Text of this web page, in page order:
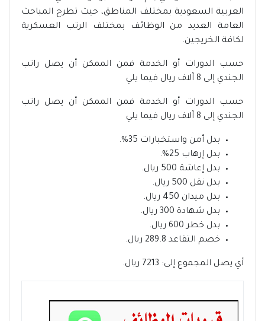
العربية السعودية بمختلف المناطق، حيث تطرح المباحث
العامة العديد من الوظائف بمختلف الرتب العسكرية
لكافة الخريجين.
حسب الدورات أو الخدمة فمن الممكن أن يصل راتب
الجندي إلى 8 آلاف ريال فيما يلي
حسب الدورات أو الخدمة فمن الممكن أن يصل راتب
الجندي إلى 8 آلاف ريال فيما يلي
بدل أمن واستخبارات 35%.
بدل إرهاب 25%.
بدل إعاشة 500 ريال.
بدل نقل 500 ريال.
بدل ميدان 450 ريال.
بدل شهادة 300 ريال.
بدل خطر 600 ريال.
خصم التقاعد 289.8 ريال.
أي يصل المجموع إلى: 7213 ريال.